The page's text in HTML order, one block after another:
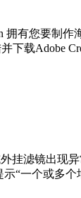
有您要制作
下载Adobe
挂滤镜出现
“一个或多